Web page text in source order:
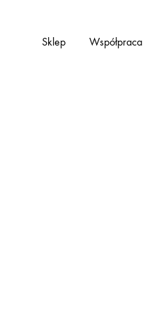
Sklep Współpraca